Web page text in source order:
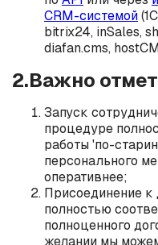
CRM-системой
bitrix24, inSales,
diafan.cms,
2.Важно
Запуск
процедуре
работы 'по-
персонального
оперативнее;
Присоединение к
полностью
полноценного
желании мы